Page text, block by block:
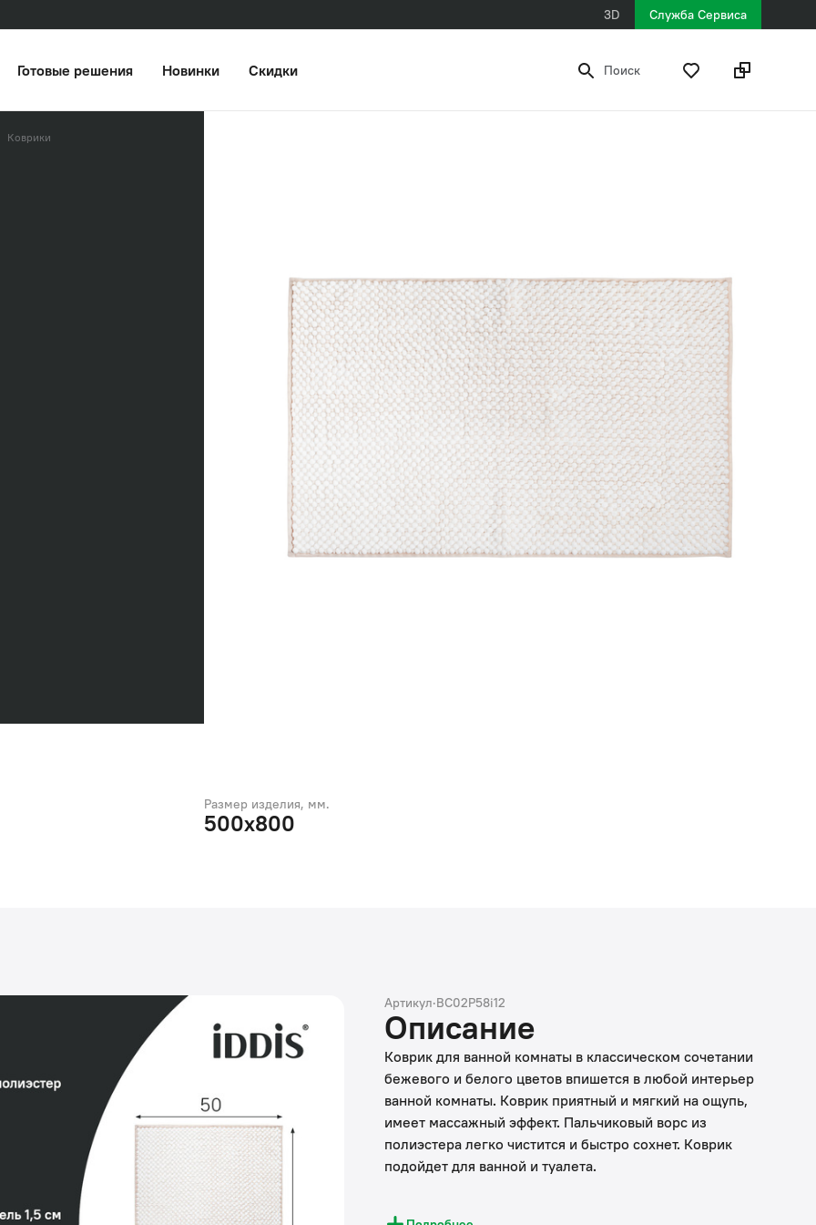
3D Служба Сервиса
Готовые решения Новинки Скидки Поиск
Коврики
Размер изделия, мм.
500х800
Артикул·BC02P58i12
Описание
Коврик для ванной комнаты в классическом сочетании
бежевого и белого цветов впишется в любой интерьер
ванной комнаты. Коврик приятный и мягкий на ощупь,
имеет массажный эффект. Пальчиковый ворс из
полиэстера легко чистится и быстро сохнет. Коврик
подойдет для ванной и туалета.